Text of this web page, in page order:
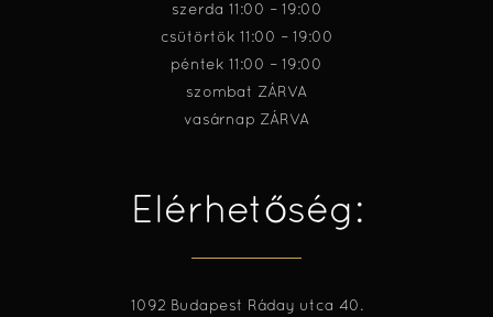
szerda 11:00 – 19:00
csütörtök 11:00 – 19:00
péntek 11:00 – 19:00
szombat ZÁRVA
vasárnap ZÁRVA
Elérhetőség:
1092 Budapest Ráday utca 40.